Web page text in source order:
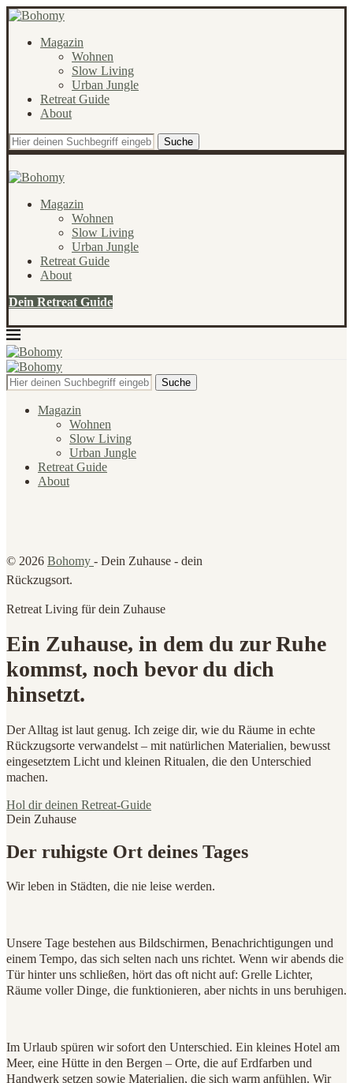
Magazin
Wohnen
Slow Living
Urban Jungle
Retreat Guide
About
Suche
Magazin
Wohnen
Slow Living
Urban Jungle
Retreat Guide
About
Dein Retreat Guide
Suche
Magazin
Wohnen
Slow Living
Urban Jungle
Retreat Guide
About
© 2026 Bohomy - Dein Zuhause - dein
Rückzugsort.
Retreat Living für dein Zuhause
Ein Zuhause, in dem du zur Ruhe
kommst, noch bevor du dich
hinsetzt.
Der Alltag ist laut genug. Ich zeige dir, wie du Räume in echte
Rückzugsorte verwandelst – mit natürlichen Materialien, bewusst
eingesetztem Licht und kleinen Ritualen, die den Unterschied
machen.
Hol dir deinen Retreat-Guide
Dein Zuhause
Der ruhigste Ort deines Tages
Wir leben in Städten, die nie leise werden.
Unsere Tage bestehen aus Bildschirmen, Benachrichtigungen und
einem Tempo, das sich selten nach uns richtet. Wenn wir abends die
Tür hinter uns schließen, hört das oft nicht auf: Grelle Lichter,
Räume voller Dinge, die funktionieren, aber nichts in uns beruhigen.
Im Urlaub spüren wir sofort den Unterschied. Ein kleines Hotel am
Meer, eine Hütte in den Bergen – Orte, die auf Erdfarben und
Handwerk setzen sowie Materialien, die sich warm anfühlen. Wir